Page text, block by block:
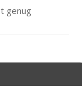
genug